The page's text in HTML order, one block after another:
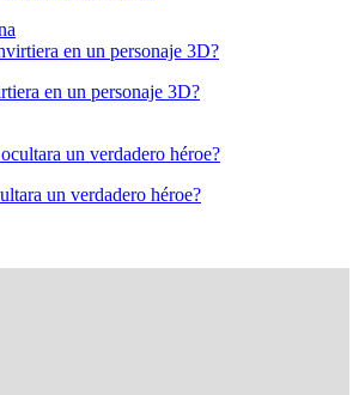
en un personaje 3D?
un verdadero héroe?